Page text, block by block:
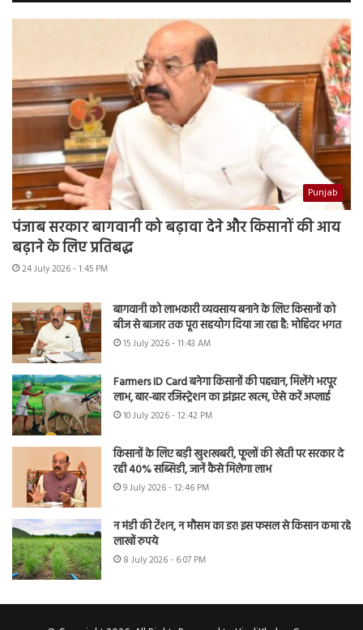
Punjab
पंजाब सरकार बागवानी को बढ़ावा देने और किसानों की आय
बढ़ाने के लिए प्रतिबद्ध
24 July 2026 - 1:45 PM
बागवानी को लाभकारी व्यवसाय बनाने के लिए किसानों को
बीज से बाजार तक पूरा सहयोग दिया जा रहा है: मोहिंदर भगत
15 July 2026 - 11:43 AM
Farmers ID Card बनेगा किसानों की पहचान, मिलेंगे भरपूर
लाभ, बार-बार रजिस्ट्रेशन का झंझट खत्म, ऐसे करें अप्लाई
10 July 2026 - 12:42 PM
किसानों के लिए बड़ी खुशखबरी, फूलों की खेती पर सरकार दे
रही 40% सब्सिडी, जानें कैसे मिलेगा लाभ
9 July 2026 - 12:46 PM
न मंडी की टेंशन, न मौसम का डर! इस फसल से किसान कमा रहे
लाखों रुपये
8 July 2026 - 6:07 PM